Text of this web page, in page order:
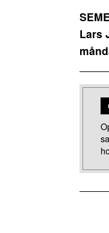
Lars